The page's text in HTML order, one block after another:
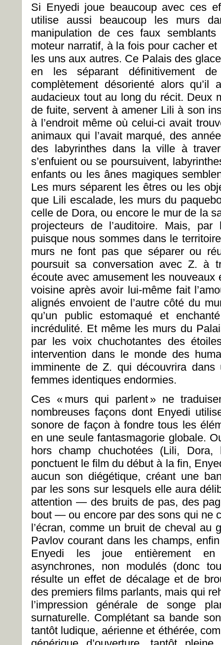
Si Enyedi joue beaucoup avec ces
utilise aussi beaucoup les murs
manipulation de ces faux
moteur narratif, à la fois pour cacher
les uns aux autres. Ce Palais des
en les séparant définitivement de
complètement désorienté alors
audacieux tout au long du récit. Deux
de fuite, servent à amener Lili à son
à l’endroit même où celui-ci avait
animaux qui l’avait marqué, des
des labyrinthes dans la ville à
s’enfuient ou se poursuivent,
enfants ou les ânes magiques
Les murs séparent les êtres ou les
que Lili escalade, les murs du
celle de Dora, ou encore le mur de la
projecteurs de l’auditoire. Mais,
puisque nous sommes dans le
murs ne font pas que séparer ou
poursuit sa conversation avec Z. à
écoute avec amusement les
voisine après avoir lui-même fait
alignés envoient de l’autre côté du
qu’un public estomaqué et
incrédulité. Et même les murs du
par les voix chuchotantes des
intervention dans le monde des
imminente de Z. qui découvrira
femmes identiques endormies.
Ces « murs qui parlent » ne
nombreuses façons dont Enyedi
sonore de façon à fondre tous les
en une seule fantasmagorie globale.
hors champ chuchotées (Lili,
ponctuent le film du début à la fin,
aucun son diégétique, créant une
par les sons sur lesquels elle aura
attention — des bruits de pas, des
bout — ou encore par des sons qui ne
l’écran, comme un bruit de cheval au
Pavlov courant dans les champs,
Enyedi les joue entièrement en
asynchrones, non modulés (donc
résulte un effet de décalage et de
des premiers films parlants, mais qui
l’impression générale de songe
surnaturelle. Complétant sa bande
tantôt ludique, aérienne et éthérée,